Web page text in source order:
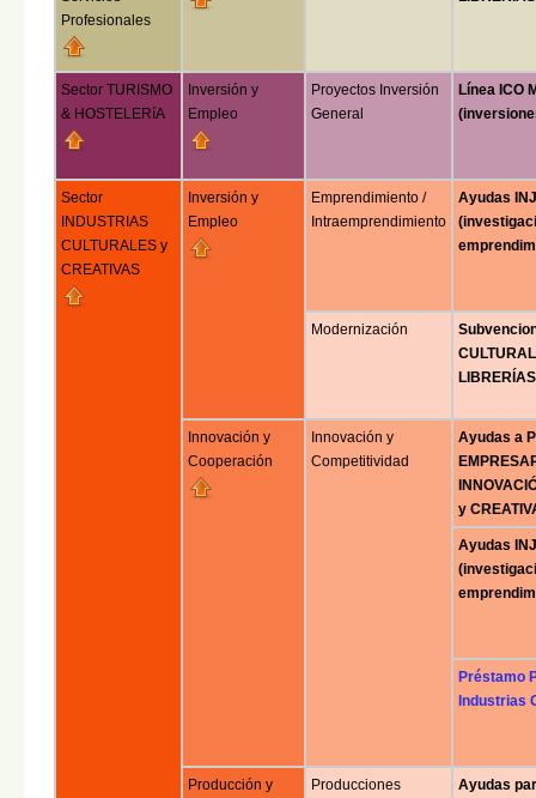
Profesionales
Sector TURISMO
& HOSTELERíA
Inversión y
Empleo
Proyectos Inversión
General
Línea ICO
Sector
INDUSTRIAS
CULTURALES y
CREATIVAS
Inversión y
Empleo
Emprendimiento /
Intraemprendimiento
Ayudas
Modernización
Innovación y
Cooperación
Innovación y
Competitividad
Ayudas a
y
Ayudas
Préstamo
Industrias
Producción y
Producciones
Ayudas